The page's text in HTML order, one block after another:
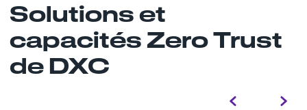
Solutions et
capacités Zero Trust
de DXC